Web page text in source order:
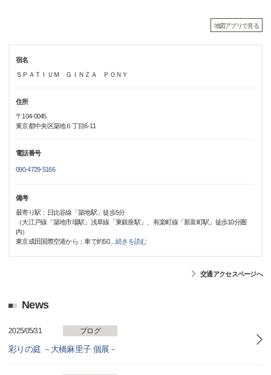
地図アプリで見る
宿名
ＳＰＡＴＩＵＭ ＧＩＮＺＡ ＰＯＮＹ
住所
〒104-0045
東京都中央区築地６丁目6-11
電話番号
090-4729-5166
備考
最寄り駅：日比谷線「築地駅」徒歩5分
（大江戸線「築地市場駅」浅草線「東銀座駅」、有楽町線「新富町駅」徒歩10分圏
内）
東京成田国際空港から：車で約50…続きを読む
交通アクセスページへ
News
2025/05/31 ブログ
彩りの庭 －大橋麻里子 個展－